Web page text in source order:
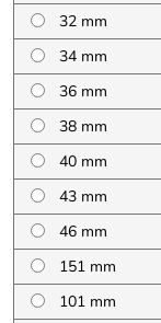
32 mm
34 mm
36 mm
38 mm
40 mm
43 mm
46 mm
151 mm
101 mm